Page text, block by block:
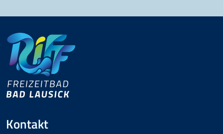
Kontakt